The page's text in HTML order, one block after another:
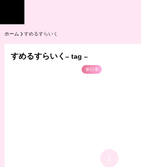
ホーム すめるすらいく
すめるすらいく– tag –
単行本